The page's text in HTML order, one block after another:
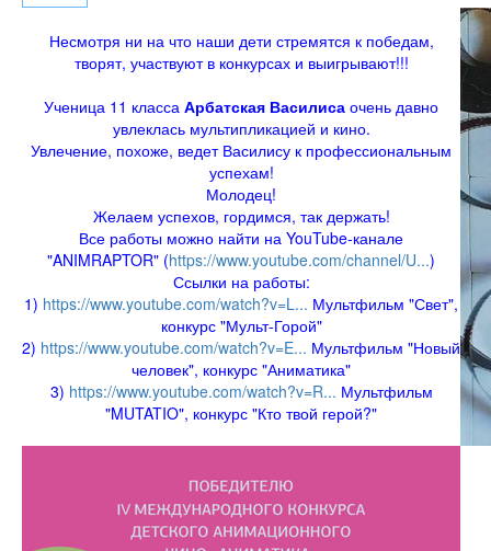
Несмотря ни на что наши дети стремятся к победам,
творят, участвуют в конкурсах и выигрывают!!!
Ученица 11 класса Арбатская Василиса очень давно
увлеклась мультипликацией и кино.
Увлечение, похоже, ведет Василису к профессиональным
успехам!
Молодец!
Желаем успехов, гордимся, так держать!
Все работы можно найти на YouTube-канале
"ANIMRAPTOR" (https://www.youtube.com/channel/U...)
Ссылки на работы:
1) https://www.youtube.com/watch?v=L... Мультфильм "Свет",
конкурс "Мульт-Горой"
2) https://www.youtube.com/watch?v=E... Мультфильм "Новый
человек", конкурс "Аниматика"
3) https://www.youtube.com/watch?v=R... Мультфильм
"MUTATIO", конкурс "Кто твой герой?"